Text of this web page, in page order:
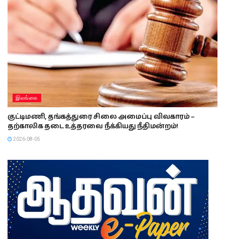
இலங்கை
குட்டிமணி, தங்கத்துரை சிலை அமைப்பு விவகாரம் –
தற்காலிக தடை உத்தரவை நீக்கியது நீதிமன்றம்!
2026-08-05